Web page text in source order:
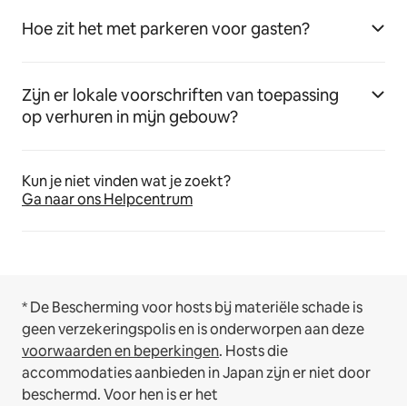
Hoe zit het met parkeren voor gasten?
Zijn er lokale voorschriften van toepassing
op verhuren in mijn gebouw?
Kun je niet vinden wat je zoekt?
Ga naar ons Helpcentrum
* De Bescherming voor hosts bij materiële schade is
geen verzekeringspolis en is onderworpen aan deze
voorwaarden en beperkingen. Hosts die
accommodaties aanbieden in Japan zijn er niet door
beschermd. Voor hen is er het